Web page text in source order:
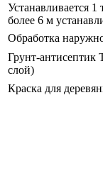
Устанавливается
более 6 м
Обработка
Грунт-антисептик
слой)
Краска для